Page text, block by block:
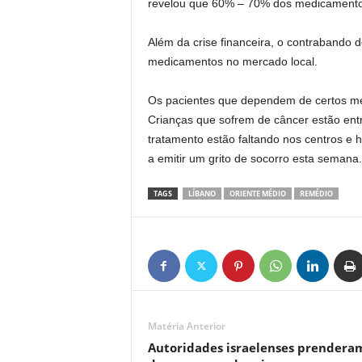
revelou que 60% – 70% dos
Além da crise financeira, o contrabando
medicamentos no mercado local.
Os pacientes que dependem de certos
Crianças que sofrem de câncer estão
tratamento estão faltando nos centros e
a emitir um grito de socorro esta semana.
TAGS LÍBANO ORIENTE MÉDIO REMÉDIO
Matéria Anterior
Autoridades israelenses